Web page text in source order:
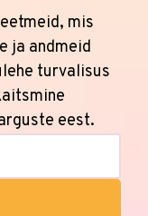
mis
ja andmeid
turvalisus
eest.